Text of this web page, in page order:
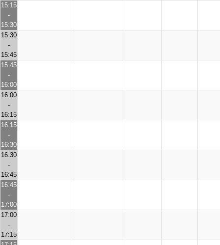
15:15
-
15:30
15:30
-
15:45
15:45
-
16:00
16:00
-
16:15
16:15
-
16:30
16:30
-
16:45
16:45
-
17:00
17:00
-
17:15